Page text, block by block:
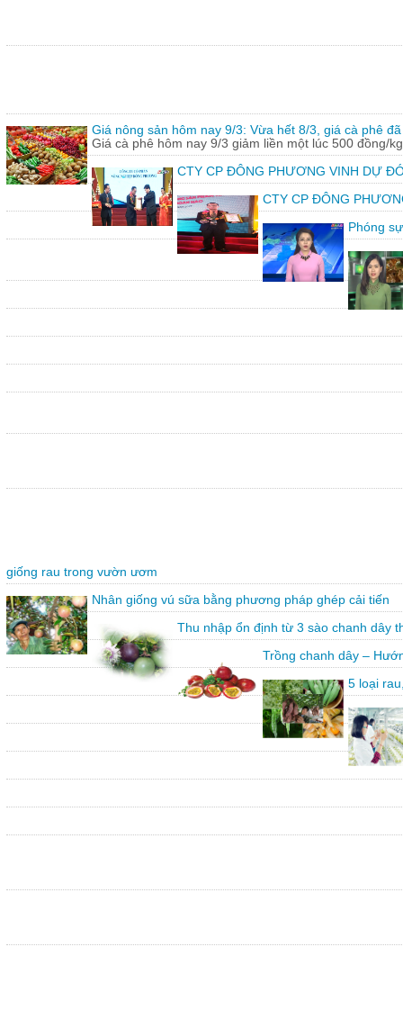
Giá nông sản hôm nay 9/3: Vừa hết 8/3, giá cà phê
Giá cà phê hôm nay 9/3 giảm liền một lúc 500 đồng/
CTY CP ĐÔNG PHƯƠNG VINH DỰ
CTY CP ĐÔNG
Phóng
giống rau trong vườn ươm
Nhân giống vú sữa bằng phương pháp ghép cải tiến
Thu nhập ổn định từ 3 sào chanh dây
Trồng chanh dây –
5 loại